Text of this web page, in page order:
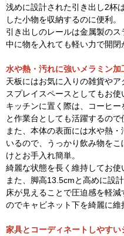
浅めに設計された引き出し2杯
した小物を収納するのに便利。
引き出しのレールは金属製のス
中に物を入れても軽い力で開閉
水や熱・汚れに強いメラミン加
天板にはお気に入りの雑貨や
スプレイスペースとしてもお使
キッチンに置く際は、コーヒ
と作業台としても活躍するので
また、本体の表面には水や熱
いるので、うっかり飲み物を
けとお手入れ簡単。
綺麗な状態を長く維持してお使
また、脚高13.5cmと高めに設計
床が見えることで圧迫感を軽
のでキャビネット下を綺麗に維
家具とコーディネートしやす